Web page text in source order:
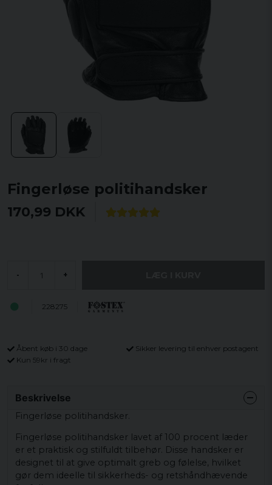
Fingerløse politihandsker
170,99 DKK
- +
228275
Åbent køb i 30 dage
Sikker levering til enhver postagent
Kun 59kr i fragt
Beskrivelse
Fingerløse politihandsker.
Fingerløse politihandsker lavet af 100 procent læder
er et praktisk og stilfuldt tilbehør. Disse handsker er
designet til at give optimalt greb og følelse, hvilket
gør dem ideelle til sikkerheds- og retshåndhævende